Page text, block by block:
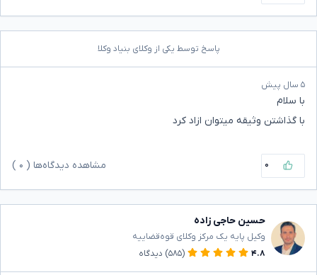
پاسخ توسط یکی از وکلای بنیاد وکلا
۵ سال پیش
با سلام
با گذاشتن وثیقه میتوان ازاد کرد
۰ مشاهده دیدگاه‌ها ( ۰
حسین حاجی زاده
وکیل پایه یک مرکز وکلای قوه‌قضاییه
۴.۸
(۵۸۵) دیدگاه